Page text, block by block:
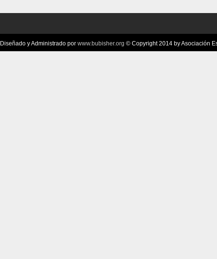
Diseñado y Administrado por www.bubisher.org © Copyright 2014 by Asociación